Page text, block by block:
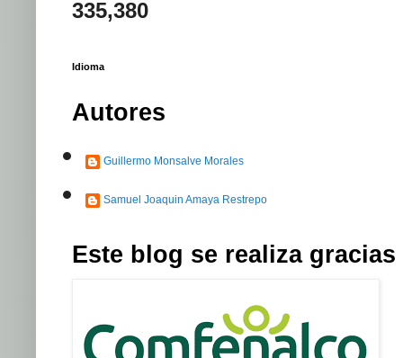
335,380
Idioma
Autores
Guillermo Monsalve Morales
Samuel Joaquin Amaya Restrepo
Este blog se realiza